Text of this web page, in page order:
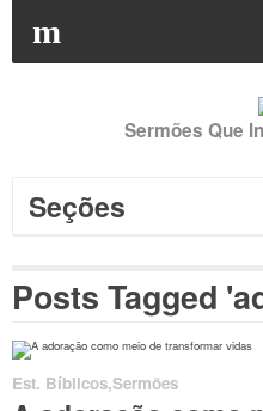
m
Sermões Que
Seções
Posts Tagged
Est. Bíblicos,Sermões